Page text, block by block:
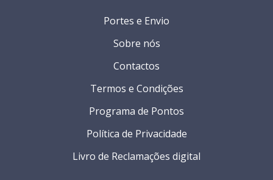
Portes e Envio
Sobre nós
Contactos
Termos e Condições
Programa de Pontos
Política de Privacidade
Livro de Reclamações digital